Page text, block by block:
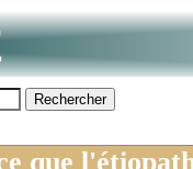
que